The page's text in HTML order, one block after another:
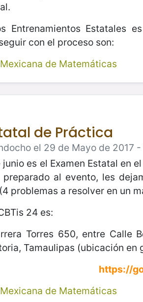
Entrenamientos Estatales
con el proceso son:
de Matemáticas
de Práctica
el 29 de Mayo de 2017 -
es el Examen Estatal en
preparado al evento, les
problemas a resolver en un
24 es:
Torres 650, entre Calle
Tamaulipas (ubicación en
https://
de Matemáticas